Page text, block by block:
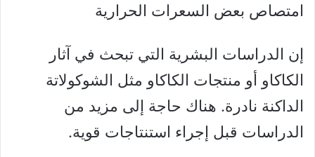
امتصاص بعض السعرات الحرارية
إن الدراسات البشرية التي تبحث في آثار
الكاكاو أو منتجات الكاكاو مثل الشوكولاتة
الداكنة نادرة. هناك حاجة إلى مزيد من
الدراسات قبل إجراء استنتاجات قوية.